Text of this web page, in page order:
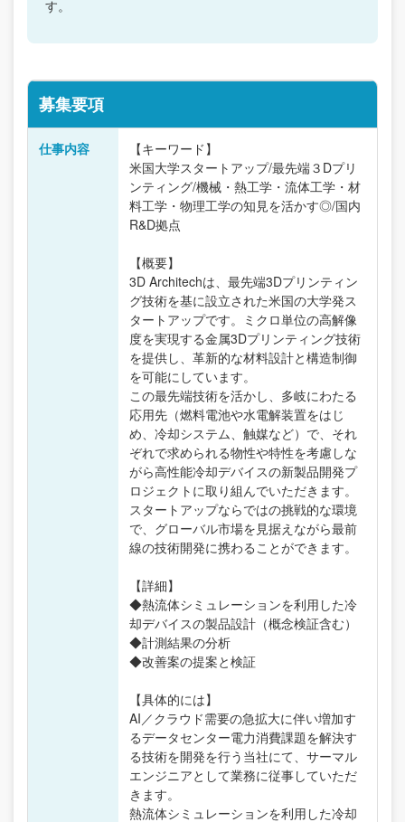
す。
募集要項
仕事内容
【キーワード】
米国大学スタートアップ/最先端３Dプリ
ンティング/機械・熱工学・流体工学・材
料工学・物理工学の知見を活かす◎/国内
R&D拠点
【概要】
3D Architechは、最先端3Dプリンティン
グ技術を基に設立された米国の大学発ス
タートアップです。ミクロ単位の高解像
度を実現する金属3Dプリンティング技術
を提供し、革新的な材料設計と構造制御
を可能にしています。
この最先端技術を活かし、多岐にわたる
応用先（燃料電池や水電解装置をはじ
め、冷却システム、触媒など）で、それ
ぞれで求められる物性や特性を考慮しな
がら高性能冷却デバイスの新製品開発プ
ロジェクトに取り組んでいただきます。
スタートアップならではの挑戦的な環境
で、グローバル市場を見据えながら最前
線の技術開発に携わることができます。
【詳細】
◆熱流体シミュレーションを利用した冷
却デバイスの製品設計（概念検証含む）
◆計測結果の分析
◆改善案の提案と検証
【具体的には】
AI／クラウド需要の急拡大に伴い増加す
るデータセンター電力消費課題を解決す
る技術を開発を行う当社にて、サーマル
エンジニアとして業務に従事していただ
きます。
熱流体シミュレーションを利用した冷却